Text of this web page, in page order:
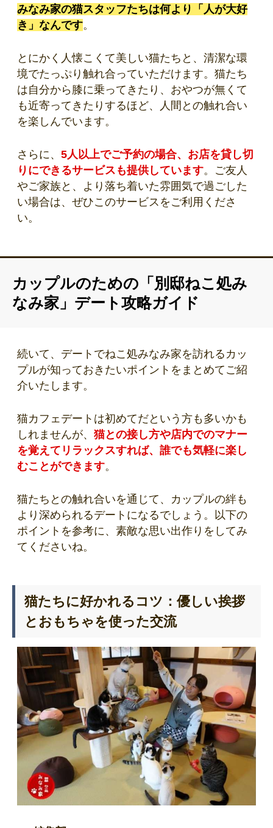
みなみ家の猫スタッフたちは何より「人が大好
き」なんです。
とにかく人懐こくて美しい猫たちと、清潔な環
境でたっぷり触れ合っていただけます。猫たち
は自分から膝に乗ってきたり、おやつが無くて
も近寄ってきたりするほど、人間との触れ合い
を楽しんでいます。
さらに、 5人以上でご予約の場合、お店を貸し切
りにできるサービスも提供しています。ご友人
やご家族と、より落ち着いた雰囲気で過ごした
い場合は、ぜひこのサービスをご利用くださ
い。
カップルのための「別邸ねこ処み
なみ家」デート攻略ガイド
続いて、デートでねこ処みなみ家を訪れるカッ
プルが知っておきたいポイントをまとめてご紹
介いたします。
猫カフェデートは初めてだという方も多いかも
しれませんが、 猫との接し方や店内でのマナー
を覚えてリラックスすれば、誰でも気軽に楽し
むことができます。
猫たちとの触れ合いを通じて、カップルの絆も
より深められるデートになるでしょう。以下の
ポイントを参考に、素敵な思い出作りをしてみ
てくださいね。
猫たちに好かれるコツ：優しい挨拶
とおもちゃを使った交流